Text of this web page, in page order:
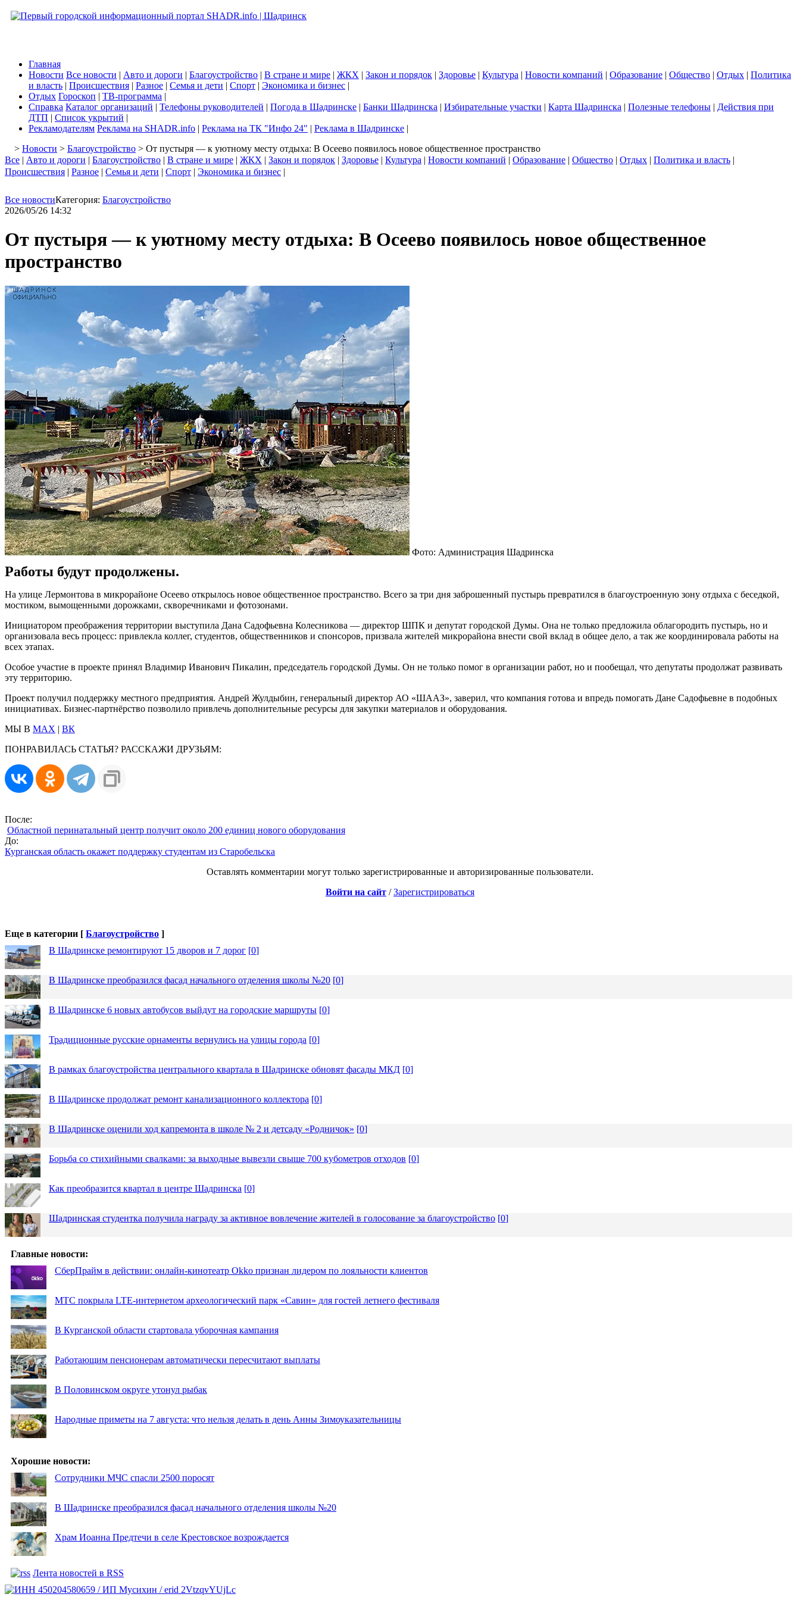
Главная
Новости Все новости | Авто и дороги | Благоустройство | В стране и мире | ЖКХ | Закон и порядок | Здоровье | Культура | Новости компаний | Образование | Общество | Отдых | Политика
и власть | Происшествия | Разное | Семья и дети | Спорт | Экономика и бизнес |
Отдых Гороскоп | ТВ-программа |
Справка Каталог организаций | Телефоны руководителей | Погода в Шадринске | Банки Шадринска | Избирательные участки | Карта Шадринска | Полезные телефоны | Действия при
ДТП | Список укрытий |
Рекламодателям Реклама на SHADR.info | Реклама на ТК "Инфо 24" | Реклама в Шадринске |
> Новости > Благоустройство > От пустыря — к уютному месту отдыха: В Осеево появилось новое общественное пространство
Все | Авто и дороги | Благоустройство | В стране и мире | ЖКХ | Закон и порядок | Здоровье | Культура | Новости компаний | Образование | Общество | Отдых | Политика и власть |
Происшествия | Разное | Семья и дети | Спорт | Экономика и бизнес |
Все новостиКатегория: Благоустройство
2026/05/26 14:32
От пустыря — к уютному месту отдыха: В Осеево появилось новое общественное
пространство
Фото: Администрация Шадринска
Работы будут продолжены.
На улице Лермонтова в микрорайоне Осеево открылось новое общественное пространство. Всего за три дня заброшенный пустырь превратился в благоустроенную зону отдыха с беседкой,
мостиком, вымощенными дорожками, скворечниками и фотозонами.
Инициатором преображения территории выступила Дана Садофьевна Колесникова — директор ШПК и депутат городской Думы. Она не только предложила облагородить пустырь, но и
организовала весь процесс: привлекла коллег, студентов, общественников и спонсоров, призвала жителей микрорайона внести свой вклад в общее дело, а так же координировала работы на
всех этапах.
Особое участие в проекте принял Владимир Иванович Пикалин, председатель городской Думы. Он не только помог в организации работ, но и пообещал, что депутаты продолжат развивать
эту территорию.
Проект получил поддержку местного предприятия. Андрей Жулдыбин, генеральный директор АО «ШААЗ», заверил, что компания готова и впредь помогать Дане Садофьевне в подобных
инициативах. Бизнес-партнёрство позволило привлечь дополнительные ресурсы для закупки материалов и оборудования.
МЫ В MAX | ВК
ПОНРАВИЛАСЬ СТАТЬЯ? РАССКАЖИ ДРУЗЬЯМ:
После:
Областной перинатальный центр получит около 200 единиц нового оборудования
До:
Курганская область окажет поддержку студентам из Старобельска
Оставлять комментарии могут только зарегистрированные и авторизированные пользователи.
Войти на сайт /Зарегистрироваться
Еще в категории [ Благоустройство ]
В Шадринске ремонтируют 15 дворов и 7 дорог [0]
В Шадринске преобразился фасад начального отделения школы №20 [0]
В Шадринске 6 новых автобусов выйдут на городские маршруты [0]
Традиционные русские орнаменты вернулись на улицы города [0]
В рамках благоустройства центрального квартала в Шадринске обновят фасады МКД [0]
В Шадринске продолжат ремонт канализационного коллектора [0]
В Шадринске оценили ход капремонта в школе № 2 и детсаду «Родничок» [0]
Борьба со стихийными свалками: за выходные вывезли свыше 700 кубометров отходов [0]
Как преобразится квартал в центре Шадринска [0]
Шадринская студентка получила награду за активное вовлечение жителей в голосование за благоустройство [0]
Главные новости:
СберПрайм в действии: онлайн-кинотеатр Okko признан лидером по лояльности клиентов
МТС покрыла LTE-интернетом археологический парк «Савин» для гостей летнего фестиваля
В Курганской области стартовала уборочная кампания
Работающим пенсионерам автоматически пересчитают выплаты
В Половинском округе утонул рыбак
Народные приметы на 7 августа: что нельзя делать в день Анны Зимоуказательницы
Хорошие новости:
Сотрудники МЧС спасли 2500 поросят
В Шадринске преобразился фасад начального отделения школы №20
Храм Иоанна Предтечи в селе Крестовское возрождается
Лента новостей в RSS